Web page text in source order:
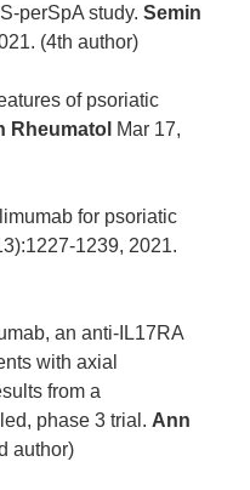
perSpA study. Semin
(4th author)
of psoriatic
Rheumatol Mar 17,
for psoriatic
1239, 2021.
an anti-IL17RA
with axial
from a
phase 3 trial. Ann
author)